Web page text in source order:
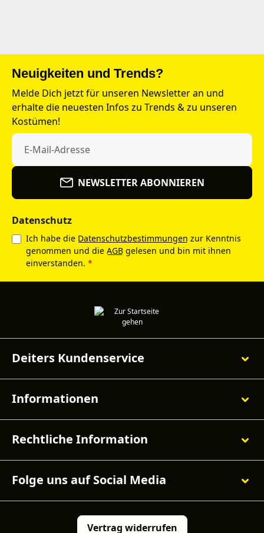
Neuigkeiten und Trends?
Melde Dich jetzt für unseren Newsletter an und
erhalte die neuesten Infos zu Trends & zu unseren
Kostümen!
NEWSLETTER ABONNIEREN
Datenschutz
Ich habe die Datenschutzbestimmungen zur Kenntnis
genommen und die AGB gelesen und bin mit ihnen
einverstanden. *
Deiters Kundenservice
Informationen
Rechtliche Information
Folge uns auf Social Media
Vertrag widerrufen